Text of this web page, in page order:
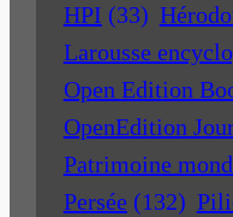
HPI (33)
Larousse
Open Edition
OpenEdition
Patrimoine
Persée (132)